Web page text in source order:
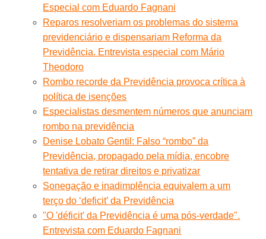
Especial com Eduardo Fagnani
Reparos resolveriam os problemas do sistema
previdenciário e dispensariam Reforma da
Previdência. Entrevista especial com Mário
Theodoro
Rombo recorde da Previdência provoca crítica à
política de isenções
Especialistas desmentem números que anunciam
rombo na previdência
Denise Lobato Gentil: Falso “rombo” da
Previdência, propagado pela mídia, encobre
tentativa de retirar direitos e privatizar
Sonegação e inadimplência equivalem a um
terço do ‘deficit’ da Previdência
"O 'déficit' da Previdência é uma pós-verdade".
Entrevista com Eduardo Fagnani